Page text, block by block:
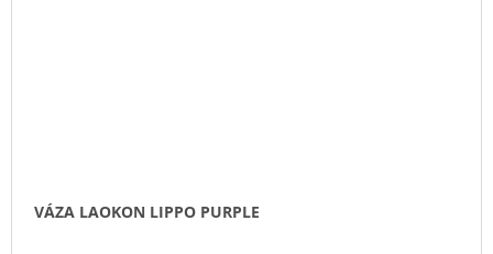
VÁZA LAOKON LIPPO PURPLE